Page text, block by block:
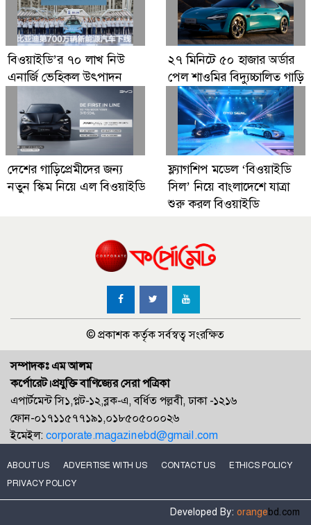
বিওয়াইডি’র ৭০ লাখ নিউ
এনার্জি ভেহিকল উৎপাদন
২৭ মিনিটে ৫০ হাজার অর্ডার
পেল শাওমির বিদ্যুচ্চালিত গাড়ি
দেশের গাড়িপ্রেমীদের জন্য
নতুন স্কিম নিয়ে এল বিওয়াইডি
ফ্ল্যাগশিপ মডেল ‘বিওয়াইডি
সিল’ নিয়ে বাংলাদেশে যাত্রা
শুরু করল বিওয়াইডি
© প্রকাশক কর্তৃক সর্বস্বত্ব সংরক্ষিত
সম্পাদকঃ এম আলম
কর্পোরেট।প্রযুক্তি বাণিজ্যের সেরা পত্রিকা
এপার্টমেন্ট সি১,প্লট-১২,ব্লক-এ, বর্ধিত পল্লবী, ঢাকা -১২১৬
ফোন-০১৭১১৫৭৭১৯১,০১৮৫০৫০০০২৬
ইমেইল:corporate.magazinebd@gmail.com
ABOUT US ADVERTISE WITH US CONTACT US
ETHICS POLICY
PRIVACY POLICY
Developed By: orangebd.com